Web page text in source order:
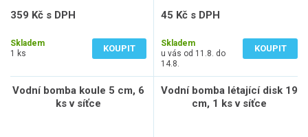
359 Kč s DPH
Skladem
1 ks
KOUPIT
45 Kč s DPH
Skladem
u vás od 11.8. do
14.8.
KOUPIT
Vodní bomba koule 5 cm, 6
ks v síťce
Vodní bomba létající disk 19
cm, 1 ks v síťce